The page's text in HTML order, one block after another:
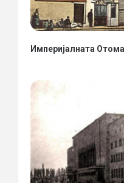
Империјалната